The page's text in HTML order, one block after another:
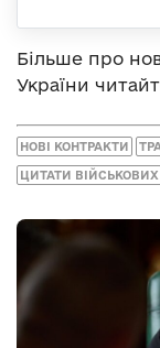
Більше про
України
НОВІ КОНТРАКТИ
ЦИТАТИ ВІЙСЬКОВИХ